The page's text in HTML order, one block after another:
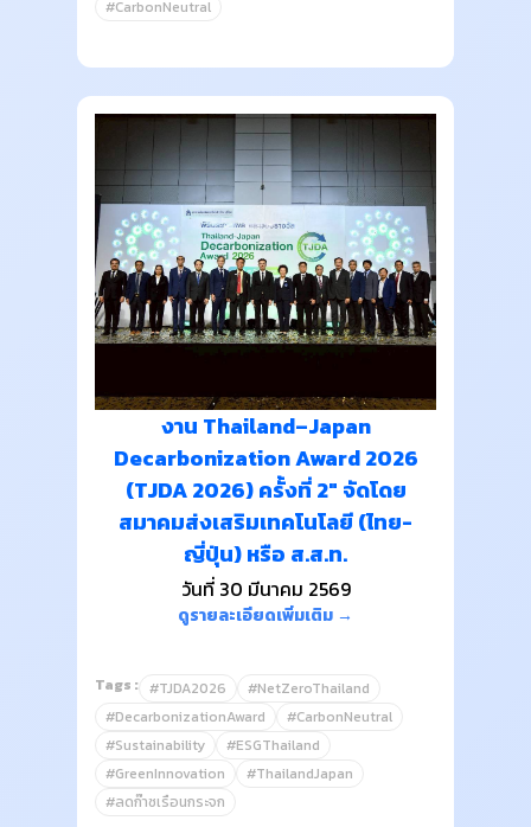
#CarbonNeutral
งาน Thailand–Japan
Decarbonization Award 2026
(TJDA 2026) ครั้งที่ 2" จัดโดย
สมาคมส่งเสริมเทคโนโลยี (ไทย-
ญี่ปุ่น) หรือ ส.ส.ท.
วันที่ 30 มีนาคม 2569
ดูรายละเอียดเพิ่มเติม →
Tags : #TJDA2026
#NetZeroThailand
#DecarbonizationAward
#CarbonNeutral
#Sustainability
#ESGThailand
#GreenInnovation
#ThailandJapan
#ลดก๊าซเรือนกระจก